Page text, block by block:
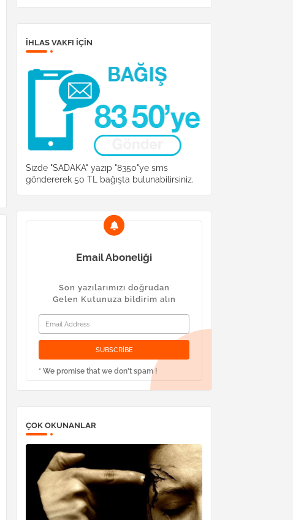
İHLAS VAKFI IÇIN
Sizde "SADAKA" yazıp "8350"ye sms
göndererek 50 TL bağışta bulunabilirsiniz.
Email Aboneliği
Son yazılarımızı doğrudan
Gelen Kutunuza bildirim alın
* We promise that we don't spam !
ÇOK OKUNANLAR